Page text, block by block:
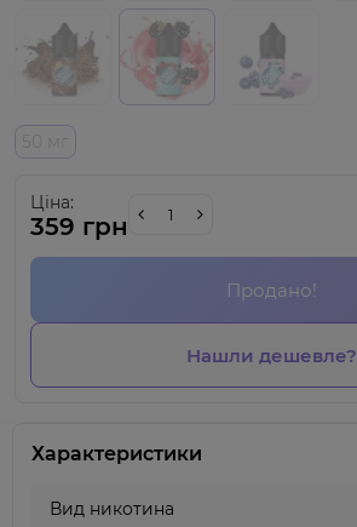
Ціна:
359 грн
Продано!
Нашли дешевле?
Характеристики
Вид никотина